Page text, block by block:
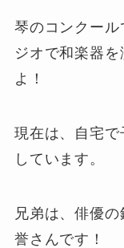
琴のコンクール
ジオで和楽器
よ！
現在は、自宅
しています。
兄弟は、俳優
誉さんです！